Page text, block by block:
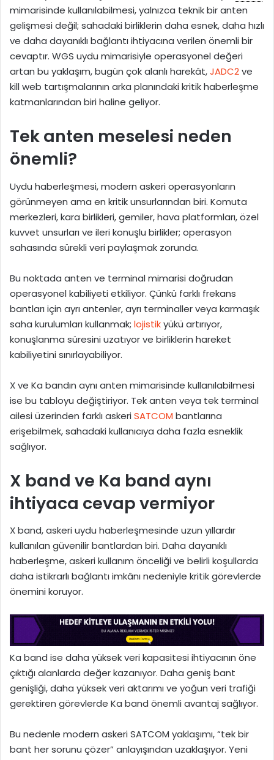
mimarisinde kullanılabilmesi, yalnızca teknik bir anten
gelişmesi değil; sahadaki birliklerin daha esnek, daha hızlı
ve daha dayanıklı bağlantı ihtiyacına verilen önemli bir
cevaptır. WGS uydu mimarisiyle operasyonel değeri
artan bu yaklaşım, bugün çok alanlı harekât,JADC2ve
kill web tartışmalarının arka planındaki kritik haberleşme
katmanlarından biri haline geliyor.
Tek anten meselesi neden
önemli?
Uydu haberleşmesi, modern askeri operasyonların
görünmeyen ama en kritik unsurlarından biri. Komuta
merkezleri, kara birlikleri, gemiler, hava platformları, özel
kuvvet unsurları ve ileri konuşlu birlikler; operasyon
sahasında sürekli veri paylaşmak zorunda.
Bu noktada anten ve terminal mimarisi doğrudan
operasyonel kabiliyeti etkiliyor. Çünkü farklı frekans
bantları için ayrı antenler, ayrı terminaller veya karmaşık
saha kurulumları kullanmak; lojistikyükü artırıyor,
konuşlanma süresini uzatıyor ve birliklerin hareket
kabiliyetini sınırlayabiliyor.
X ve Ka bandın aynı anten mimarisinde kullanılabilmesi
ise bu tabloyu değiştiriyor. Tek anten veya tek terminal
ailesi üzerinden farklı askeriSATCOM bantlarına
erişebilmek, sahadaki kullanıcıya daha fazla esneklik
sağlıyor.
X band ve Ka band aynı
ihtiyaca cevap vermiyor
X band, askeri uydu haberleşmesinde uzun yıllardır
kullanılan güvenilir bantlardan biri. Daha dayanıklı
haberleşme, askeri kullanım önceliği ve belirli koşullarda
daha istikrarlı bağlantı imkânı nedeniyle kritik görevlerde
önemini koruyor.
Ka band ise daha yüksek veri kapasitesi ihtiyacının öne
çıktığı alanlarda değer kazanıyor. Daha geniş bant
genişliği, daha yüksek veri aktarımı ve yoğun veri trafiği
gerektiren görevlerde Ka band önemli avantaj sağlıyor.
Bu nedenle modern askeri SATCOM yaklaşımı, “tek bir
bant her sorunu çözer” anlayışından uzaklaşıyor. Yeni